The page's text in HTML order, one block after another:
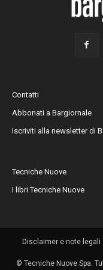
Contatti
Abbonati a Bargiornale
Iscriviti alla newsletter di
Tecniche Nuove
I libri Tecniche Nuove
Disclaimer e note legali
© Tecniche Nuove Spa.